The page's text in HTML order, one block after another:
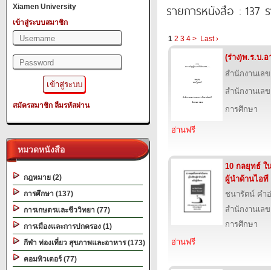
Xiamen University
เข้าสู่ระบบสมาชิก
สมัครสมาชิก ลืมรหัสผ่าน
หมวดหนังสือ
กฎหมาย (2)
การศึกษา (137)
การเกษตรและชีววิทยา (77)
การเมืองและการปกครอง (1)
กีฬา ท่องเที่ยว สุขภาพและอาหาร (173)
คอมพิวเตอร์ (77)
รายการหนังสือ : 137
1 2 3 4 > Last ›
(ร่าง)พ.ร.บ.
สำนักงานเล
สำนักงานเล
การศึกษา
อ่านฟรี
10 กลยุทธ์ ใ
ผู้นำด้านไอที
ชนารัตน์ คำ
สำนักงานเล
การศึกษา
อ่านฟรี